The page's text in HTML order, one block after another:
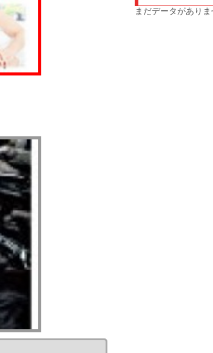
まだデータがありま